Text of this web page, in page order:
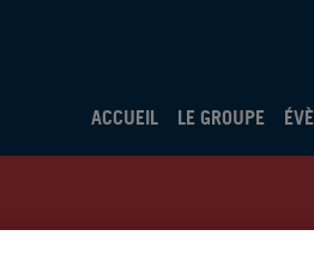
ACCUEIL LE GROUPE